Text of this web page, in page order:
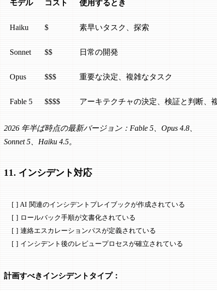
モデル コスト 使用するとき
Haiku $ 素早いタスク、探索
Sonnet $$ 日常の開発
Opus $$$ 重要な決定、複雑なタスク
Fable 5 $$$$ アーキテクチャの決定、検証と判断、
2026 年半ば時点の最新バージョン：Fable 5、Opus 4.8、
Sonnet 5、Haiku 4.5。
11. インシデント対応
[ ] AI 関連のインシデントプレイブックが作成されている
[ ] ロールバック手順が文書化されている
[ ] 連絡エスカレーションパスが定義されている
[ ] インシデント後のレビュープロセスが確立されている
計画すべきインシデントタイプ：